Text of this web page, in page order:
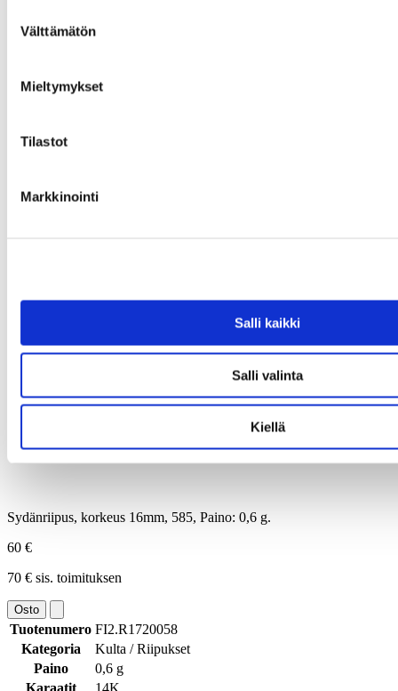
valinta
Välttämätön
Mieltymykset
Tilastot
Markkinointi
Salli kaikki
Salli valinta
Kiellä
Sydänriipus, korkeus 16mm, 585, Paino: 0,6 g.
60 €
70 € sis. toimituksen
Osto
Tuotenumero FI2.R1720058
Kategoria
Kulta / Riipukset
Paino
0,6 g
Karaatit
14K